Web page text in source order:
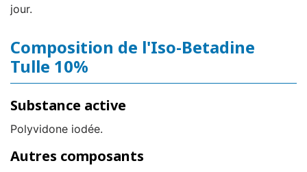
jour.
Composition de l'Iso-Betadine
Tulle 10%
Substance active
Polyvidone iodée.
Autres composants